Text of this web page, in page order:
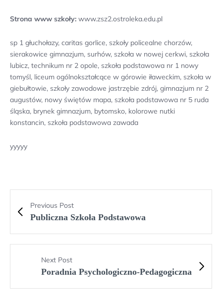
Strona www szkoły: www.zsz2.ostroleka.edu.pl
sp 1 głuchołazy, caritas gorlice, szkoły policealne chorzów,
sierakowice gimnazjum, surhów, szkoła w nowej cerkwi, szkoła
lubicz, technikum nr 2 opole, szkoła podstawowa nr 1 nowy
tomyśl, liceum ogólnokształcące w górowie iławeckim, szkoła w
giebułtowie, szkoły zawodowe jastrzębie zdrój, gimnazjum nr 2
augustów, nowy świętów mapa, szkoła podstawowa nr 5 ruda
śląska, brynek gimnazjum, bytomsko, kolorowe nutki
konstancin, szkoła podstawowa zawada
yyyyy
Previous Post
Publiczna Szkoła Podstawowa
Next Post
Poradnia Psychologiczno-Pedagogiczna